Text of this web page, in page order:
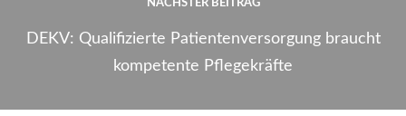
NÄCHSTER BEITRAG
DEKV: Qualifizierte Patientenversorgung braucht
kompetente Pflegekräfte